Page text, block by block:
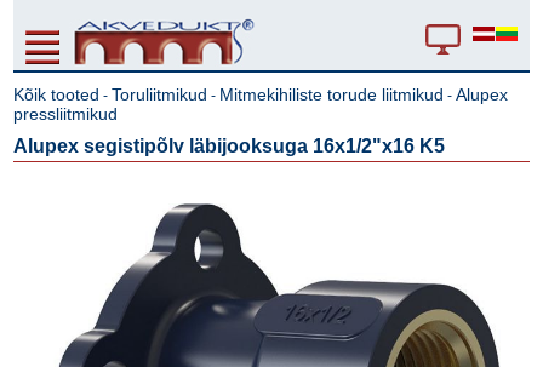
Kõik tooted - Toruliitmikud - Mitmekihiliste torude liitmikud -Alupex
pressliitmikud
Alupex segistipõlv läbijooksuga 16x1/2"x16 K5